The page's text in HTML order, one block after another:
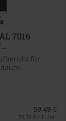
7016
für
59,49 €
79,32 € / 1 Liter